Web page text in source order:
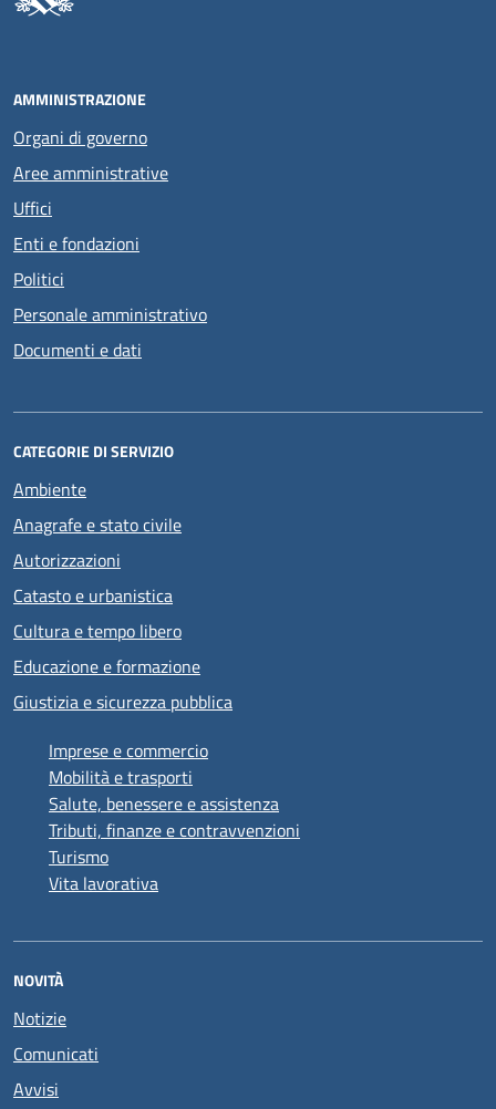
AMMINISTRAZIONE
Organi di governo
Aree amministrative
Uffici
Enti e fondazioni
Politici
Personale amministrativo
Documenti e dati
CATEGORIE DI SERVIZIO
Ambiente
Anagrafe e stato civile
Autorizzazioni
Catasto e urbanistica
Cultura e tempo libero
Educazione e formazione
Giustizia e sicurezza pubblica
Imprese e commercio
Mobilità e trasporti
Salute, benessere e assistenza
Tributi, finanze e contravvenzioni
Turismo
Vita lavorativa
NOVITÀ
Notizie
Comunicati
Avvisi